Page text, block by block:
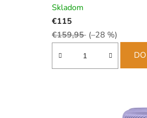
h
o
d
e
Skladom
€115
€159,95 (–28 %)